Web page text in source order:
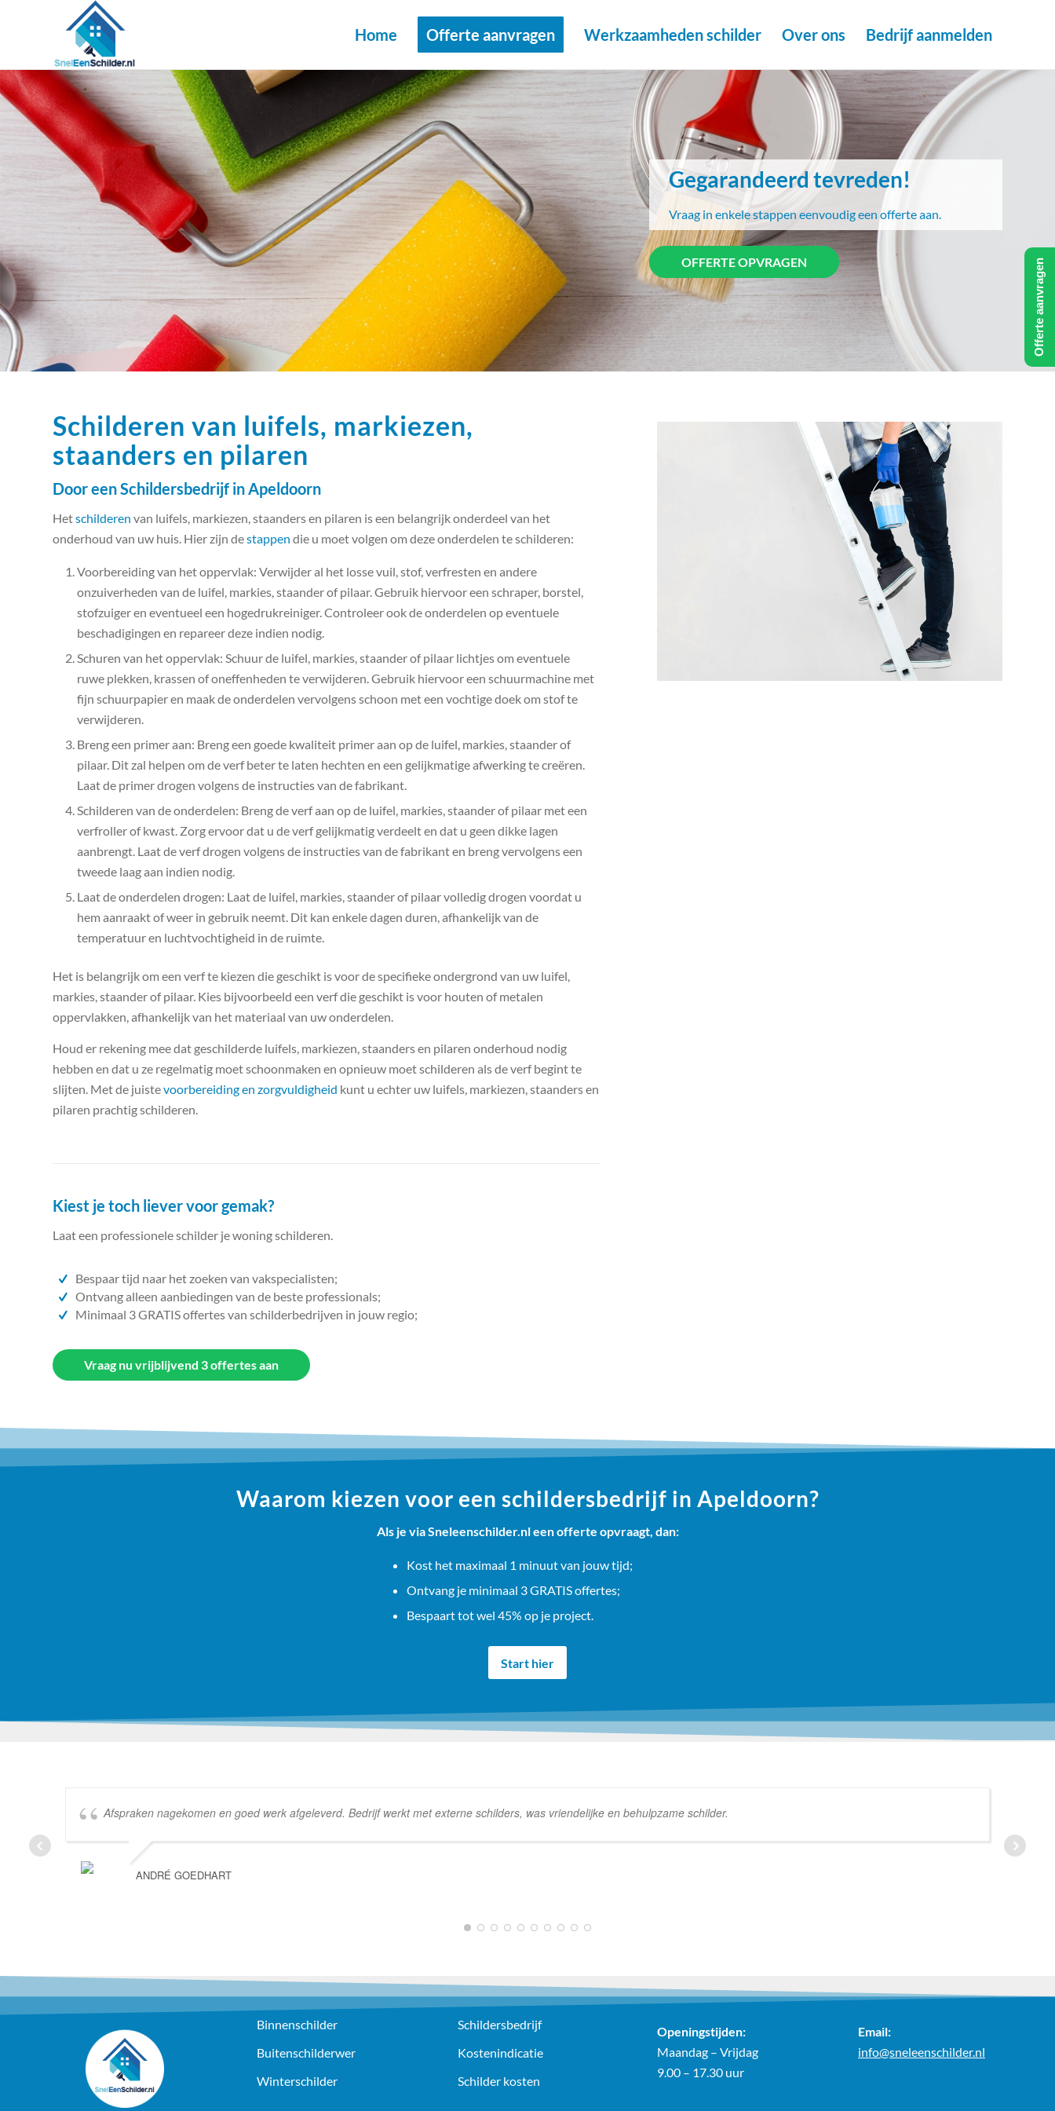
Home Offerte aanvragen Werkzaamheden schilder Over ons Bedrijf aanmelden
Gegarandeerd tevreden!
Vraag in enkele stappen eenvoudig een offerte aan.
OFFERTE OPVRAGEN
Schilderen van luifels, markiezen,
staanders en pilaren
Door een Schildersbedrijf in Apeldoorn
Hetschilderen van luifels, markiezen, staanders en pilaren is een belangrijk onderdeel van het
onderhoud van uw huis. Hier zijn destappen die u moet volgen om deze onderdelen te schilderen:
Voorbereiding van het oppervlak: Verwijder al het losse vuil, stof, verfresten en andere
onzuiverheden van de luifel, markies, staander of pilaar. Gebruik hiervoor een schraper, borstel,
stofzuiger en eventueel een hogedrukreiniger. Controleer ook de onderdelen op eventuele
beschadigingen en repareer deze indien nodig.
Schuren van het oppervlak: Schuur de luifel, markies, staander of pilaar lichtjes om eventuele
ruwe plekken, krassen of oneffenheden te verwijderen. Gebruik hiervoor een schuurmachine met
fijn schuurpapier en maak de onderdelen vervolgens schoon met een vochtige doek om stof te
verwijderen.
Breng een primer aan: Breng een goede kwaliteit primer aan op de luifel, markies, staander of
pilaar. Dit zal helpen om de verf beter te laten hechten en een gelijkmatige afwerking te creëren.
Laat de primer drogen volgens de instructies van de fabrikant.
Schilderen van de onderdelen: Breng de verf aan op de luifel, markies, staander of pilaar met een
verfroller of kwast. Zorg ervoor dat u de verf gelijkmatig verdeelt en dat u geen dikke lagen
aanbrengt. Laat de verf drogen volgens de instructies van de fabrikant en breng vervolgens een
tweede laag aan indien nodig.
Laat de onderdelen drogen: Laat de luifel, markies, staander of pilaar volledig drogen voordat u
hem aanraakt of weer in gebruik neemt. Dit kan enkele dagen duren, afhankelijk van de
temperatuur en luchtvochtigheid in de ruimte.
Het is belangrijk om een verf te kiezen die geschikt is voor de specifieke ondergrond van uw luifel,
markies, staander of pilaar. Kies bijvoorbeeld een verf die geschikt is voor houten of metalen
oppervlakken, afhankelijk van het materiaal van uw onderdelen.
Houd er rekening mee dat geschilderde luifels, markiezen, staanders en pilaren onderhoud nodig
hebben en dat u ze regelmatig moet schoonmaken en opnieuw moet schilderen als de verf begint te
slijten. Met de juistevoorbereiding en zorgvuldigheid kunt u echter uw luifels, markiezen, staanders en
pilaren prachtig schilderen.
Kiest je toch liever voor gemak?
Laat een professionele schilder je woning schilderen.
Bespaar tijd naar het zoeken van vakspecialisten;
Ontvang alleen aanbiedingen van de beste professionals;
Minimaal 3 GRATIS offertes van schilderbedrijven in jouw regio;
Vraag nu vrijblijvend 3 offertes aan
Waarom kiezen voor een schildersbedrijf in Apeldoorn?
Als je via Sneleenschilder.nl een offerte opvraagt, dan:
Kost het maximaal 1 minuut van jouw tijd;
Ontvang je minimaal 3 GRATIS offertes;
Bespaart tot wel 45% op je project.
Start hier
Afspraken nagekomen en goed werk afgeleverd. Bedrijf werkt met externe schilders, was vriendelijke en behulpzame schilder.
ANDRÉ GOEDHART
1 2 3 4 5 6 7 8 9 10
Binnenschilder
Buitenschilderwer
Winterschilder
Schildersbedrijf
Kostenindicatie
Schilder kosten
Openingstijden:
Maandag – Vrijdag
9.00 – 17.30 uur
Email:
info@sneleenschilder.nl
Offerte aanvragen